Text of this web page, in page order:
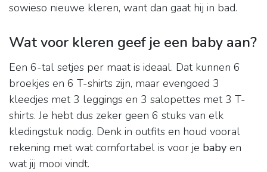
sowieso nieuwe kleren, want dan gaat hij in bad.
Wat voor kleren geef je een baby aan?
Een 6-tal setjes per maat is ideaal. Dat kunnen 6
broekjes en 6 T-shirts zijn, maar evengoed 3
kleedjes met 3 leggings en 3 salopettes met 3 T-
shirts. Je hebt dus zeker geen 6 stuks van elk
kledingstuk nodig. Denk in outfits en houd vooral
rekening met wat comfortabel is voor je baby en
wat jij mooi vindt.